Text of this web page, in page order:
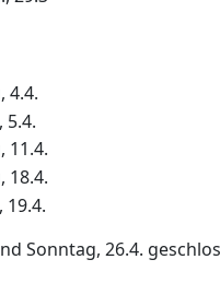
4.4.
5.4.
11.4.
18.4.
19.4.
Sonntag, 26.4.